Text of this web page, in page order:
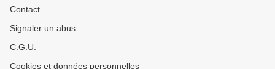
Contact
Signaler un abus
C.G.U.
Cookies et données personnelles